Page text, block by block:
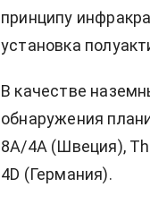
принципу
установка
В качестве
обнаружения
8A/4A (Швеция),
4D (Германия).